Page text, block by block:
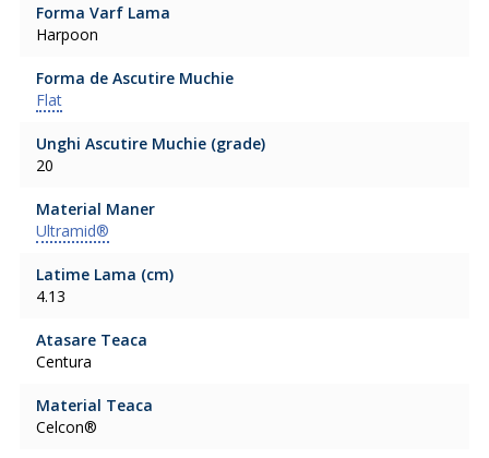
Forma Varf Lama
Harpoon
Forma de Ascutire Muchie
Flat
Unghi Ascutire Muchie (grade)
20
Material Maner
Ultramid®
Latime Lama (cm)
4.13
Atasare Teaca
Centura
Material Teaca
Celcon®